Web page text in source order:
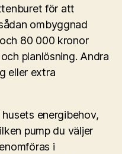
för att
ombyggnad
80 000 kronor
planlösning. Andra
eller extra
energibehov,
pump du väljer
i